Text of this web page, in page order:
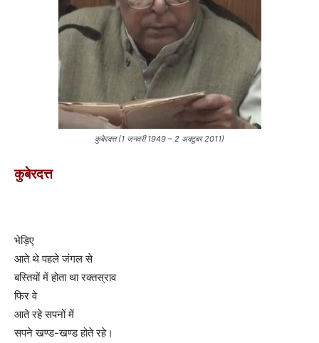
कुबेरदत्त (1 जनवरी 1949 – 2 अक्टूबर 2011)
कुबेरदत्त
भेड़िए
आते थे पहले जंगल से
बस्तियों में होता था रक्तस्राव
फिर वे
आते रहे सपनों में
सपने खण्ड-खण्ड होते रहे।